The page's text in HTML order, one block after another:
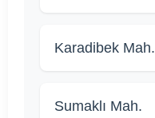
Karadibek Mah.
Sumaklı Mah.